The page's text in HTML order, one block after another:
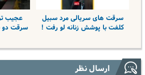
سرقت های سریالی مرد سبیل
کلفت با پوشش زنانه لو رفت !
عجیب
سرقت دو
ارسال نظر